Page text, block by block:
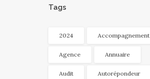
Tags
2024 Accompagnement
Agence Annuaire
Audit Autorépondeur